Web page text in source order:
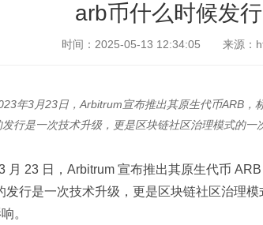
arb币什么时候发
时间：2025-05-13 12:34:05 来源：
年3月23日，Arbitrum宣布推出其原生代币ARB，
发行是一次技术升级，更是区块链社区治理模式的
月 23 日，Arbitrum 宣布推出其原生代币
发行是一次技术升级，更是区块链社区治理
。